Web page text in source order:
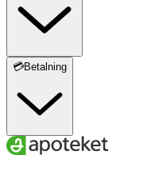
💳Betalning